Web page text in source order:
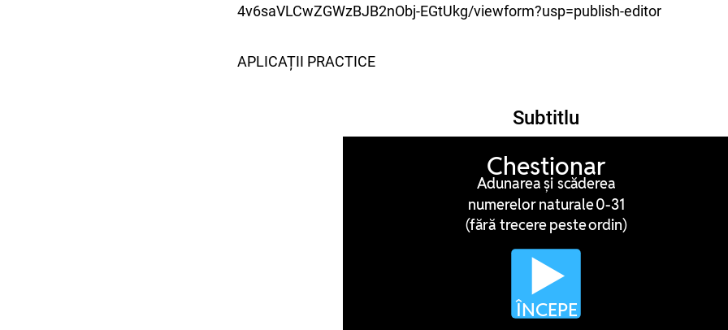
4v6saVLCwZGWzBJB2nObj-EGtUkg/viewform?usp=publish-editor
APLICAȚII PRACTICE
Subtitlu